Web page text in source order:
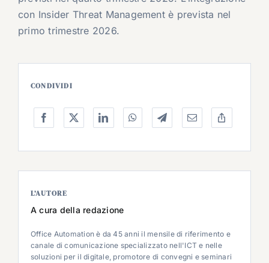
con Insider Threat Management è prevista nel
primo trimestre 2026.
CONDIVIDI
L’AUTORE
A cura della redazione
Office Automation è da 45 anni il mensile di riferimento e
canale di comunicazione specializzato nell'ICT e nelle
soluzioni per il digitale, promotore di convegni e seminari